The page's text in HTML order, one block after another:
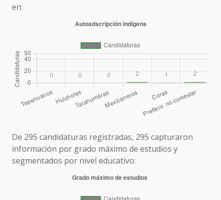
en:
De 295 candidaturas registradas, 295 capturaron
información por grado máximo de estudios y
segmentados por nivel educativo: